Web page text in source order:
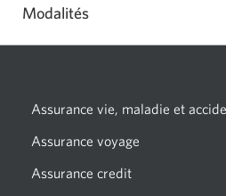
Modalités
Assurance vie, maladie et
Assurance voyage
Assurance credit